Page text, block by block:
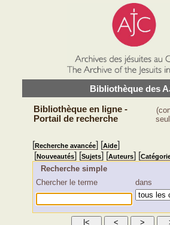
Bibliothèque des
Bibliothèque en ligne -
Portail de recherche
[Recherche avancée] [Aide]
[Nouveautés] [Sujets] [Auteurs] [
Recherche simple
Chercher le terme
dans